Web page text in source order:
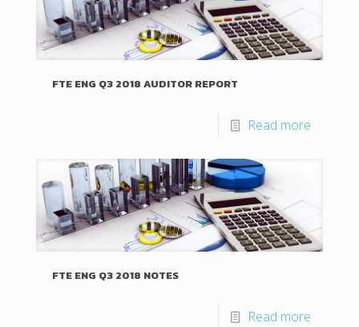
FTE ENG Q3 2018 AUDITOR REPORT
Read more
FTE ENG Q3 2018 NOTES
Read more